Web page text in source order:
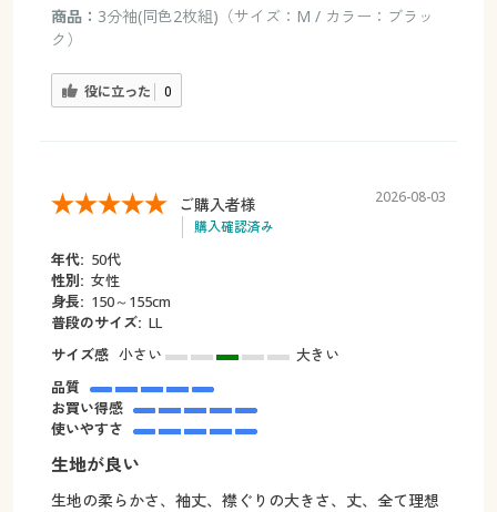
商品： 3分袖(同色2枚組)（サイズ：M / カラー：ブラッ
ク）
役に立った 0
ご購入者様
購入確認済み
2026-08-03
年代: 50代
性別: 女性
身長: 150～155cm
普段のサイズ: LL
サイズ感 小さい
大きい
品質
お買い得感
使いやすさ
生地が良い
生地の柔らかさ、袖丈、襟ぐりの大きさ、丈、全て理想